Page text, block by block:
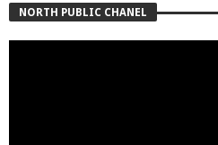
NORTH PUBLIC CHANEL